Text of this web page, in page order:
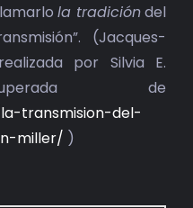
la tradicióndel
(Jacques-
por Silvia E.
de
transmision-del-
miller/ )